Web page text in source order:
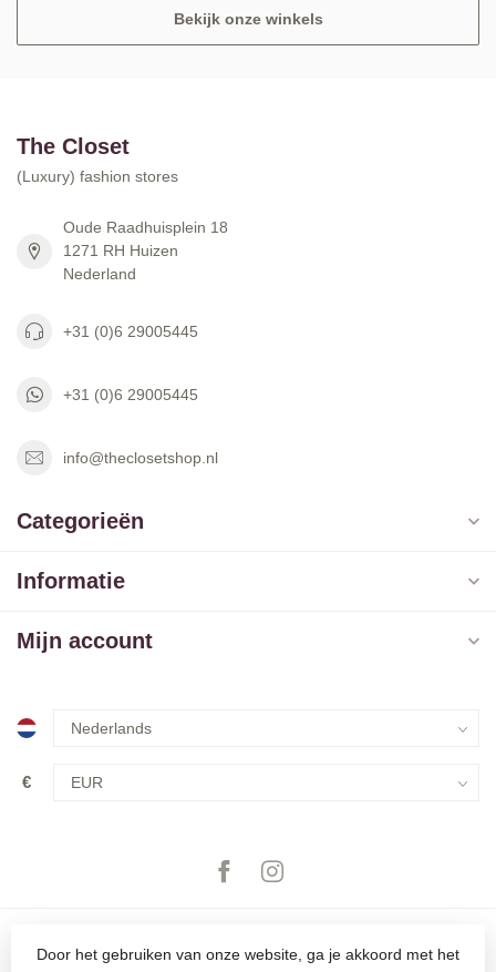
Bekijk onze winkels
The Closet
(Luxury) fashion stores
Oude Raadhuisplein 18
1271 RH Huizen
Nederland
+31 (0)6 29005445
+31 (0)6 29005445
info@theclosetshop.nl
Categorieën
Informatie
Mijn account
€
Door het gebruiken van onze website, ga je akkoord met het